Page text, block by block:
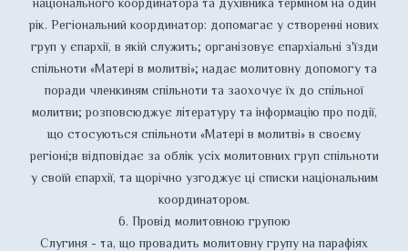
рік. Регіональний координатор: допомагає у створенні нових
груп у єпархії, в якій служить; організовує єпархіальні з'їзди
спільноти «Матері в молитві»; надає молитовну допомогу та
поради членкиням спільноти та заохочує їх до спільної
молитви; розповсюджує літературу та інформацію про події,
що стосуються спільноти «Матері в молитві» в своєму
регіоні;в відповідає за облік усіх молитовних груп спільноти
у своїй єпархії, та щорічно узгоджує ці списки національним
координатором.
6. Провід молитовною групою
Слугиня - та, що провадить молитовну групу на парафіях